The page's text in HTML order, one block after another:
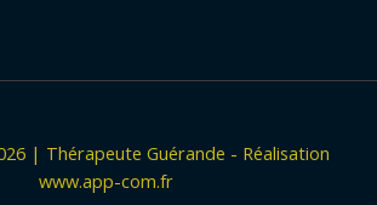
| Thérapeute Guérande - Réalisation
www.app-com.fr